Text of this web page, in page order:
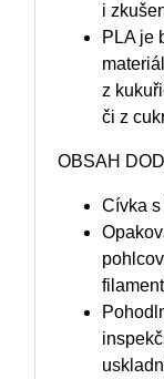
i
PLA je
z
či z
OBSAH
Cívka s